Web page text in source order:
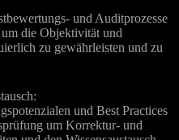
und Auditprozesse
die Objektivität und
zu gewährleisten und zu
und Best Practices
um Korrektur- und